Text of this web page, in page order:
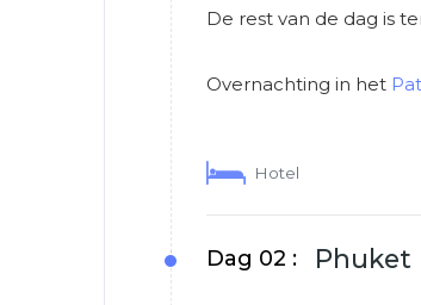
De rest van de dag is
Overnachting in het
Hotel
Dag 02 : Phuket